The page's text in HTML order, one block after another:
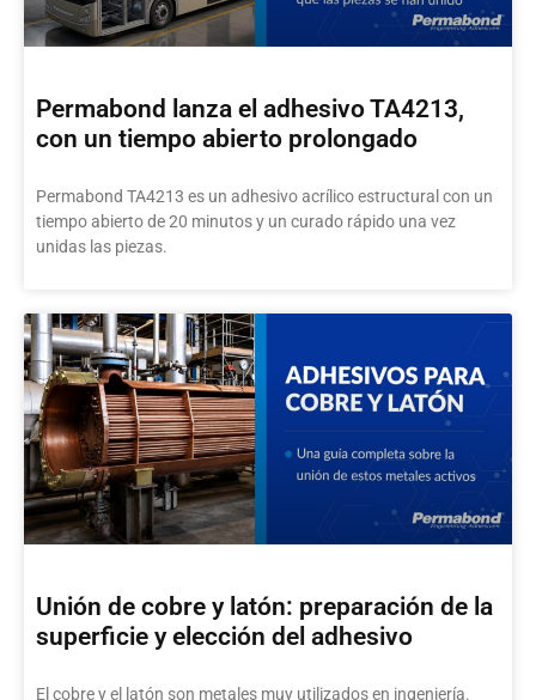
Permabond lanza el adhesivo TA4213,
con un tiempo abierto prolongado
Permabond TA4213 es un adhesivo acrílico estructural con un
tiempo abierto de 20 minutos y un curado rápido una vez
unidas las piezas.
Unión de cobre y latón: preparación de la
superficie y elección del adhesivo
El cobre y el latón son metales muy utilizados en ingeniería.